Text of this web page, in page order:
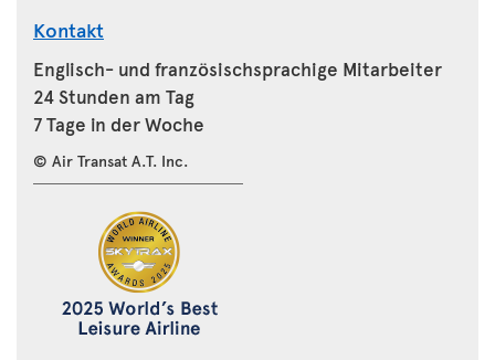
Kontakt
Englisch- und französischsprachige Mitarbeiter
24 Stunden am Tag
7 Tage in der Woche
© Air Transat A.T. Inc.